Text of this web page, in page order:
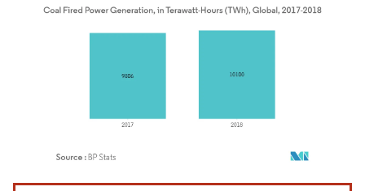
画像 © Mordor Intelligence。再利用にはCC BY 4.0の表示が必要です。